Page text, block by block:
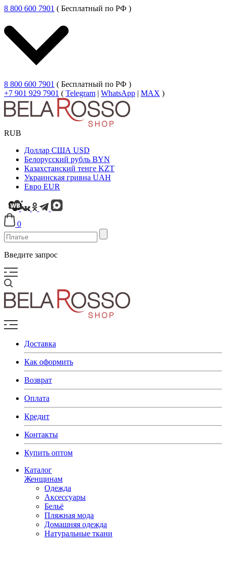
8 800 600 7901 ( Бесплатный по РФ )
8 800 600 7901 ( Бесплатный по РФ )
+7 901 929 7901 ( Telegram | WhatsApp | MAX )
RUB
Доллар США USD
Белорусский рубль BYN
Казахстанский тенге KZT
Украинская гривна UAH
Евро EUR
0
Введите запрос
Доставка
Как оформить
Возврат
Оплата
Кредит
Контакты
Купить оптом
Каталог
Женщинам
Одежда
Аксессуары
Бельё
Пляжная мода
Домашняя одежда
Натуральные ткани